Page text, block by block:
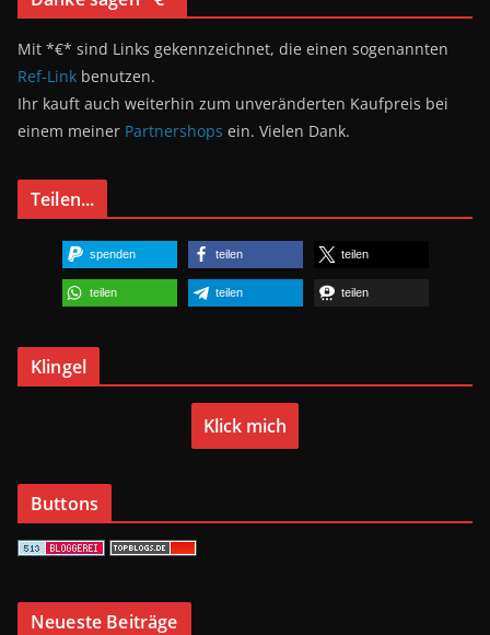
Mit *€* sind Links gekennzeichnet, die einen sogenannten
Ref-Link benutzen.
Ihr kauft auch weiterhin zum unveränderten Kaufpreis bei
einem meiner Partnershops ein. Vielen Dank.
Teilen...
spenden teilen teilen
teilen teilen teilen
Klingel
Klick mich
Buttons
Neueste Beiträge